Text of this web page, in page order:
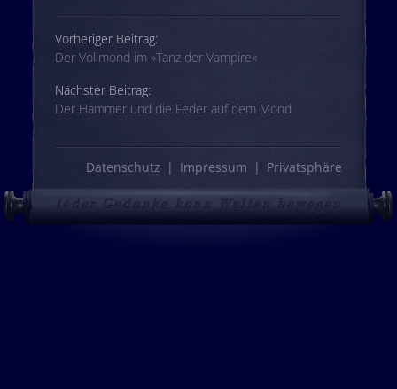
Beitrags-Navigation
Vorheriger Beitrag:
Der Vollmond im »Tanz der Vampire«
Nächster Beitrag:
Der Hammer und die Feder auf dem Mond
Datenschutz Impressum Privatsphäre